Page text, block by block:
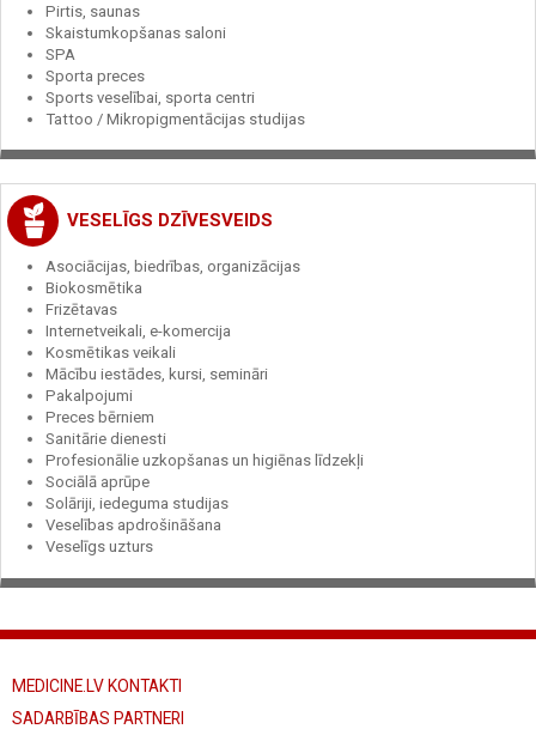
Pirtis, saunas
Skaistumkopšanas saloni
SPA
Sporta preces
Sports veselībai, sporta centri
Tattoo / Mikropigmentācijas studijas
VESELĪGS DZĪVESVEIDS
Asociācijas, biedrības, organizācijas
Biokosmētika
Frizētavas
Internetveikali, e-komercija
Kosmētikas veikali
Mācību iestādes, kursi, semināri
Pakalpojumi
Preces bērniem
Sanitārie dienesti
Profesionālie uzkopšanas un higiēnas līdzekļi
Sociālā aprūpe
Solāriji, iedeguma studijas
Veselības apdrošināšana
Veselīgs uzturs
MEDICINE.LV KONTAKTI
SADARBĪBAS PARTNERI